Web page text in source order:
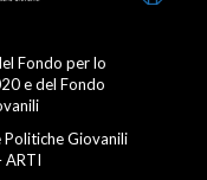
Fondo per lo
e del Fondo
Giovanili
ARTI